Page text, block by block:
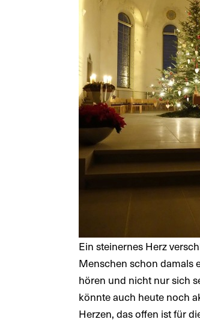
Ein steinernes Herz
Menschen schon damals
hören und nicht nur sich
könnte auch heute noch
Herzen, das offen ist für